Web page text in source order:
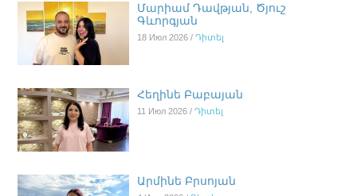
Մարիամ Դավթյան, Ծյուշ
Գևորգյան
18 Июл 2026 /Դիտել
Հեղինե Բաբայան
11 Июл 2026 /Դիտել
Արմինե Բրսոյան